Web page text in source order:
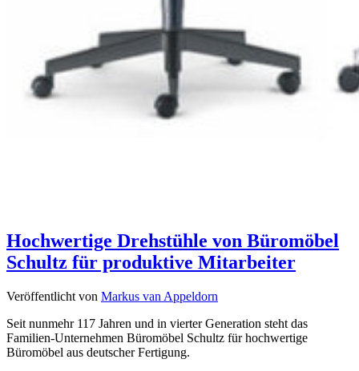
Hochwertige Drehstühle von Büromöbel
Schultz für produktive Mitarbeiter
Veröffentlicht von Markus van Appeldorn
Seit nunmehr 117 Jahren und in vierter Generation steht das
Familien-Unternehmen Büromöbel Schultz für hochwertige
Büromöbel aus deutscher Fertigung.